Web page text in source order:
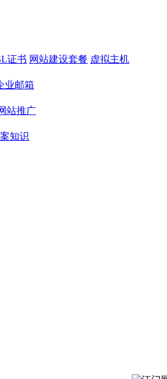
证书 网站建设套餐 虚拟主机
业邮箱
站推广
知识